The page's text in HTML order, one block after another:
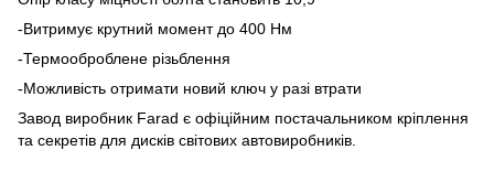
-Витримує крутний момент до 400 Нм
-Термооброблене різьблення
-Можливість отримати новий ключ у разі втрати
Завод виробник Farad є офіційним постачальником кріплення
та секретів для дисків світових автовиробників.